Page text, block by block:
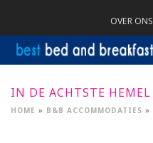
OVER ONS
IN DE ACHTSTE HEMEL
HOME » B&B ACCOMMODATIES »